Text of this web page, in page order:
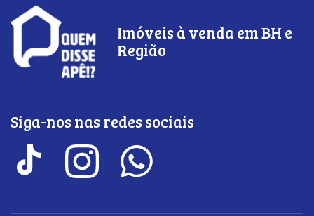
Imóveis à venda em BH e
Região
Siga-nos nas redes sociais